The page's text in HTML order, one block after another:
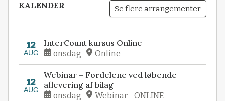
KALENDER Se flere arrangementer
12
AUG
InterCount kursus Online
onsdag Online
12
AUG
Webinar – Fordelene ved løbende
aflevering af bilag
onsdag Webinar - ONLINE